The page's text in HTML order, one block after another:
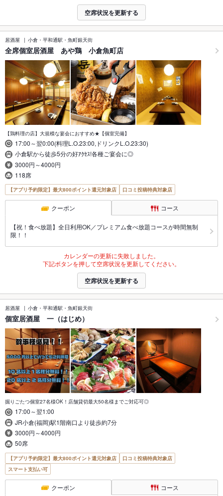
空席状況を更新する
居酒屋 小倉・平和通駅・魚町銀天街
全席個室居酒屋 あや鶏 小倉魚町店
【鶏料理の店】大規模な宴会におすすめ★【個室完備】
17:00～翌0:00(料理L.O.23:00,ドリンクL.O.23:30)
小倉駅から徒歩5分の好ｱｸｾｽ!各種ご宴会に◎
3000円～4000円
118席
【アプリ予約限定】最大800ポイント還元対象店 口コミ投稿特典対象店
クーポン コース
【祝！食べ放題】全日利用OK／プレミアム食べ放題コースが時間無制
限！！
カレンダーの更新に失敗しました。
下記ボタンを押して空席状況を更新してください。
空席状況を更新する
居酒屋 小倉・平和通駅・魚町銀天街
個室居酒屋 一（はじめ）
掘りごたつ個室27名様OK！店舗貸切最大50名様までご対応可◎
17:00～翌1:00
JR小倉(福岡)駅1階南口より徒歩約7分
3000円～4000円
50席
【アプリ予約限定】最大800ポイント還元対象店
口コミ投稿特典対象店
スマート支払い可
クーポン コース